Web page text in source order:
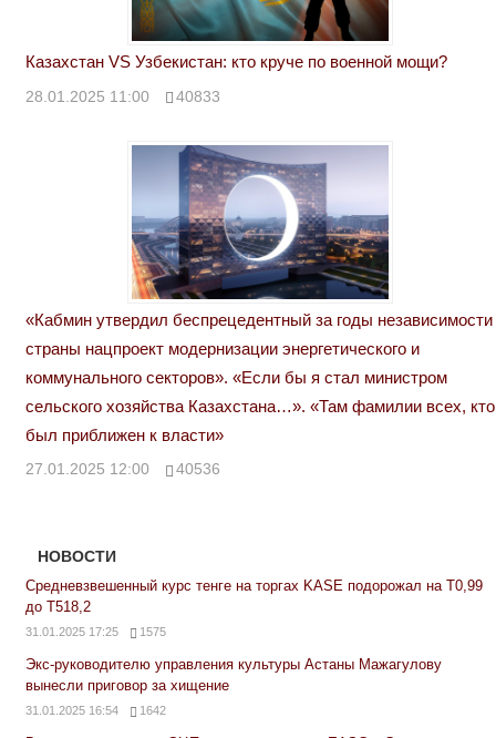
Казахстан VS Узбекистан: кто круче по военной мощи?
28.01.2025 11:00 40833
«Кабмин утвердил беспрецедентный за годы независимости
страны нацпроект модернизации энергетического и
коммунального секторов». «Если бы я стал министром
сельского хозяйства Казахстана…». «Там фамилии всех, кто
был приближен к власти»
27.01.2025 12:00 40536
НОВОСТИ
Средневзвешенный курс тенге на торгах KASE подорожал на Т0,99
до Т518,2
31.01.2025 17:25 1575
Экс-руководителю управления культуры Астаны Мажагулову
вынесли приговор за хищение
31.01.2025 16:54 1642